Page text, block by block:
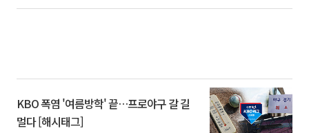
KBO 폭염 '여름방학' 끝…프로야구 갈 길
멀다 [해시태그]